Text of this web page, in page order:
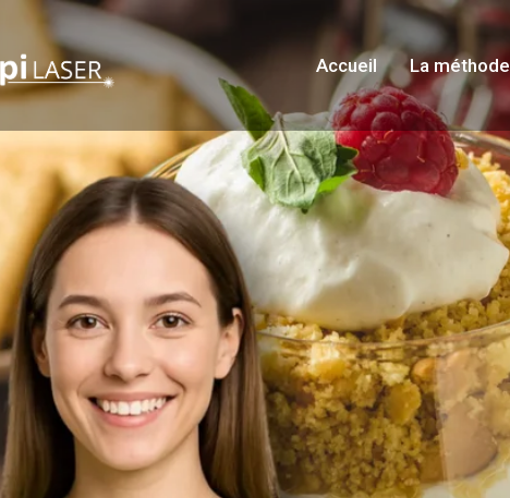
Accueil La méthode